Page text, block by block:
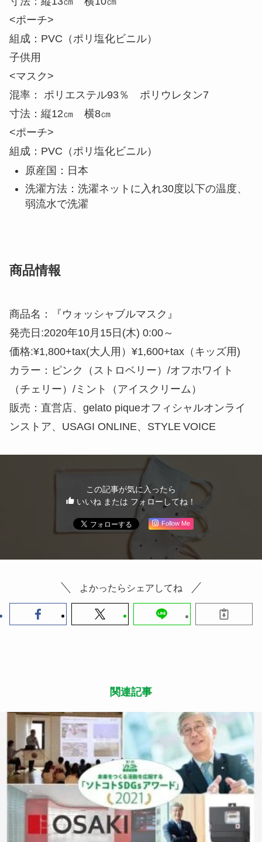
仕様
大人用
<マスク>
混率： ポリエステル93％ ポリウレタン7
寸法：縦13㎝ 横10㎝
<ポーチ>
組成：PVC（ポリ塩化ビニル）
子供用
<ポーチ>
原産国：日本
洗濯方法：洗濯ネットに入れ30度以下の温度、
弱流水で洗濯
商品情報
商品名：『ウォッシャブルマスク』
価格:¥1,800+tax(大人用）¥1,600+tax（キッズ用)
カラー：ピンク（ストロベリー）/オフホワイト
（チェリー）/ミント（アイスクリーム）
販売：直営店、gelato piqueオフィシャルオンライ
よかったらシェアしてね
関連記事